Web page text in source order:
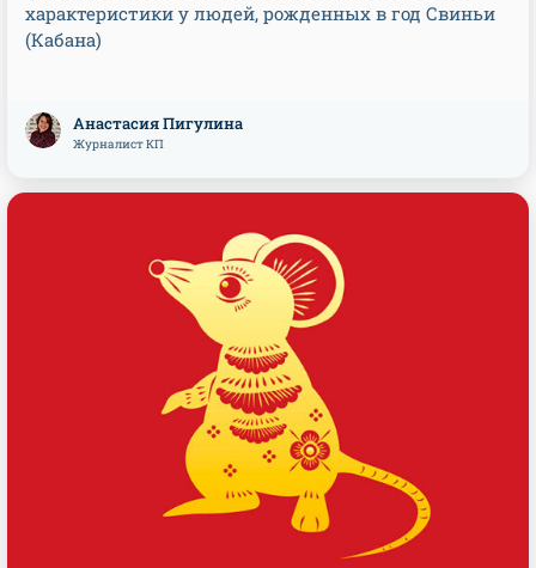
характеристики у людей, рожденных в год Свиньи
(Кабана)
Анастасия Пигулина
Журналист КП